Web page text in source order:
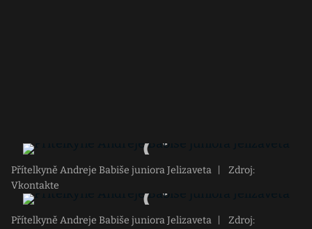
Přítelkyně Andreje Babiše juniora Jelizaveta
Zdroj:
Vkontakte
Přítelkyně Andreje Babiše juniora Jelizaveta
Zdroj: